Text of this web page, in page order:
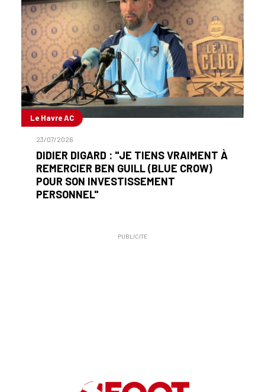
Le Havre AC
23/07/2026
DIDIER DIGARD : "JE TIENS VRAIMENT À
REMERCIER BEN GUILL (BLUE CROW)
POUR SON INVESTISSEMENT
PERSONNEL"
PUBLICITÉ